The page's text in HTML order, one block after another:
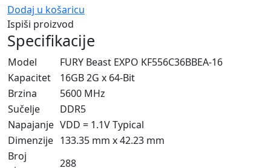
Dodaj u košaricu
Ispiši proizvod
Specifikacije
Model
FURY Beast EXPO KF556C36BBEA-16
Kapacitet
16GB 2G x 64-Bit
Brzina
5600 MHz
Sučelje
DDR5
Napajanje VDD = 1.1V Typical
Dimenzije 133.35 mm x 42.23 mm
Broj
288